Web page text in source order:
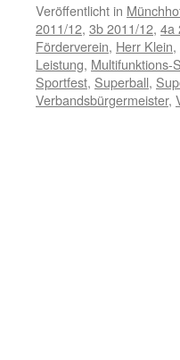
Veröffentlicht in
2011/12, 3b 2011/12, 4a
Förderverein, Herr Klein,
Leistung, Multifunktions-
Sportfest, Superball,
Verbandsbürgermeister,